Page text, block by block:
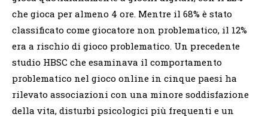
che gioca per almeno 4 ore. Mentre il 68% è stato
classificato come giocatore non problematico, il 12%
era a rischio di gioco problematico. Un precedente
studio HBSC che esaminava il comportamento
problematico nel gioco online in cinque paesi ha
rilevato associazioni con una minore soddisfazione
della vita, disturbi psicologici più frequenti e un